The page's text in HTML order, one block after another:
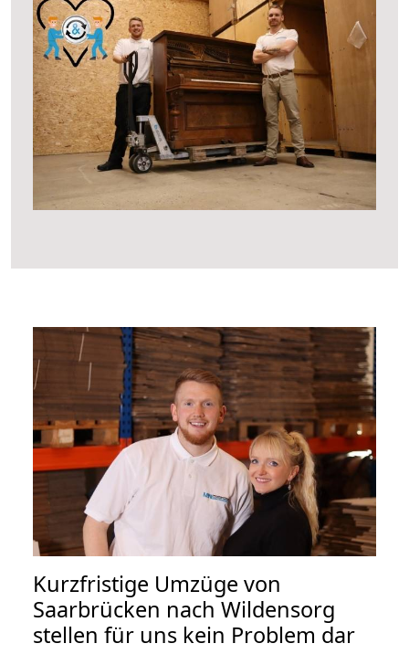
Kurzfristige Umzüge von
Saarbrücken nach Wildensorg
stellen für uns kein Problem dar